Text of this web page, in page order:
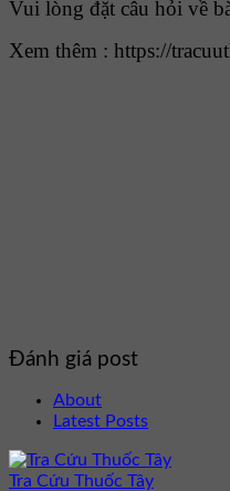
Vui lòng đặt câu hỏi về
Xem thêm : https://
Đánh giá post
About
Latest Posts
Tra Cứu Thuốc Tây